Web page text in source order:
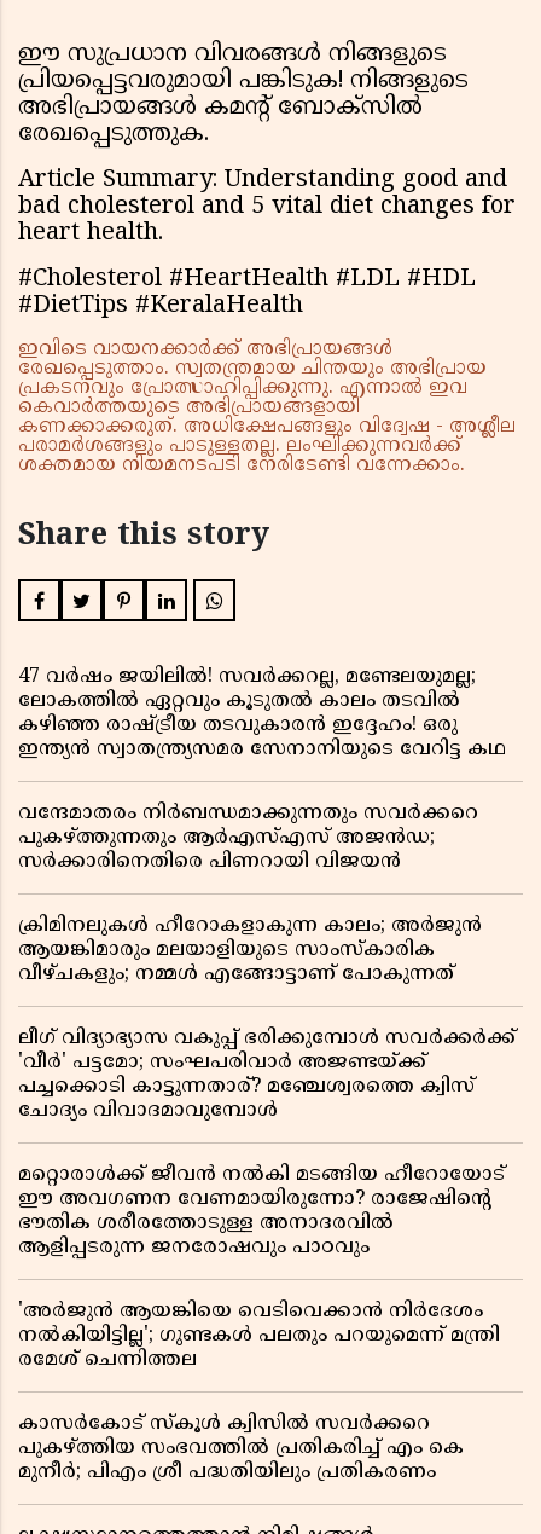
ഈ സുപ്രധാന വിവരങ്ങൾ നിങ്ങളുടെ
പ്രിയപ്പെട്ടവരുമായി പങ്കിടുക! നിങ്ങളുടെ
അഭിപ്രായങ്ങൾ കമന്റ് ബോക്സിൽ
രേഖപ്പെടുത്തുക.
Article Summary: Understanding good and
bad cholesterol and 5 vital diet changes for
heart health.
#Cholesterol #HeartHealth #LDL #HDL
#DietTips #KeralaHealth
ഇവിടെ വായനക്കാർക്ക് അഭിപ്രായങ്ങൾ
രേഖപ്പെടുത്താം. സ്വതന്ത്രമായ ചിന്തയും അഭിപ്രായ
പ്രകടനവും പ്രോത്സാഹിപ്പിക്കുന്നു. എന്നാൽ ഇവ
കെവാർത്തയുടെ അഭിപ്രായങ്ങളായി
കണക്കാക്കരുത്. അധിക്ഷേപങ്ങളും വിദ്വേഷ - അശ്ലീല
പരാമർശങ്ങളും പാടുള്ളതല്ല. ലംഘിക്കുന്നവർക്ക്
ശക്തമായ നിയമനടപടി നേരിടേണ്ടി വന്നേക്കാം.
Share this story
47 വർഷം ജയിലിൽ! സവർക്കറല്ല, മണ്ടേലയുമല്ല;
ലോകത്തിൽ ഏറ്റവും കൂടുതൽ കാലം തടവിൽ
കഴിഞ്ഞ രാഷ്ട്രീയ തടവുകാരൻ ഇദ്ദേഹം! ഒരു
ഇന്ത്യൻ സ്വാതന്ത്ര്യസമര സേനാനിയുടെ വേറിട്ട കഥ
വന്ദേമാതരം നിർബന്ധമാക്കുന്നതും സവർക്കറെ
പുകഴ്ത്തുന്നതും ആർഎസ്എസ് അജൻഡ;
സർക്കാരിനെതിരെ പിണറായി വിജയൻ
ക്രിമിനലുകൾ ഹീറോകളാകുന്ന കാലം; അർജുൻ
ആയങ്കിമാരും മലയാളിയുടെ സാംസ്കാരിക
വീഴ്ചകളും; നമ്മൾ എങ്ങോട്ടാണ് പോകുന്നത്
ലീഗ് വിദ്യാഭ്യാസ വകുപ്പ് ഭരിക്കുമ്പോൾ സവർക്കർക്ക്
'വീർ' പട്ടമോ; സംഘപരിവാർ അജണ്ടയ്ക്ക്
പച്ചക്കൊടി കാട്ടുന്നതാര്? മഞ്ചേശ്വരത്തെ ക്വിസ്
ചോദ്യം വിവാദമാവുമ്പോൾ
മറ്റൊരാൾക്ക് ജീവൻ നൽകി മടങ്ങിയ ഹീറോയോട്
ഈ അവഗണന വേണമായിരുന്നോ? രാജേഷിൻ്റെ
ഭൗതിക ശരീരത്തോടുള്ള അനാദരവിൽ
ആളിപ്പടരുന്ന ജനരോഷവും പാഠവും
'അർജുൻ ആയങ്കിയെ വെടിവെക്കാൻ നിർദേശം
നൽകിയിട്ടില്ല'; ഗുണ്ടകൾ പലതും പറയുമെന്ന് മന്ത്രി
രമേശ് ചെന്നിത്തല
കാസർകോട് സ്കൂൾ ക്വിസിൽ സവർക്കറെ
പുകഴ്ത്തിയ സംഭവത്തിൽ പ്രതികരിച്ച് എം കെ
മുനീർ; പിഎം ശ്രീ പദ്ധതിയിലും പ്രതികരണം